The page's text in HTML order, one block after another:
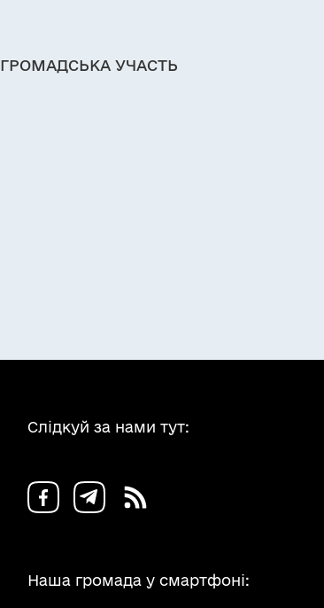
ГРОМАДСЬКА УЧАСТЬ
Слідкуй за нами тут:
Наша громада у смартфоні: